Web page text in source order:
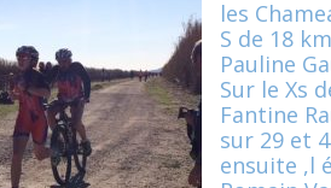
les
S de 18
Pauline
Sur le Xs
Fantine
sur 29 et
ensuite ,l